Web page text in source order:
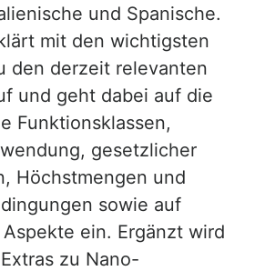
und Spanische.
mit den wichtigsten
den derzeit relevanten
und geht dabei auf die
Funktionsklassen,
gesetzlicher
Höchstmengen und
sowie auf
ein. Ergänzt wird
zu Nano-